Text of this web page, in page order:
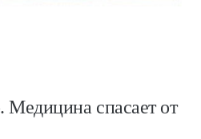
Медицина спасает от